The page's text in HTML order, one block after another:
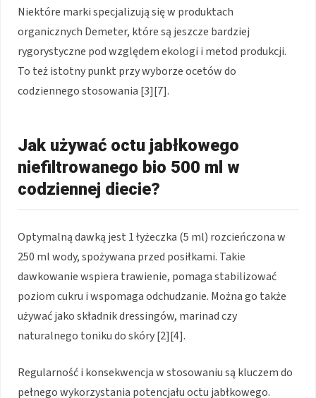
Niektóre marki specjalizują się w produktach
organicznych Demeter, które są jeszcze bardziej
rygorystyczne pod względem ekologi i metod produkcji.
To też istotny punkt przy wyborze ocetów do
codziennego stosowania [3][7].
Jak używać octu jabłkowego
niefiltrowanego bio 500 ml w
codziennej diecie?
Optymalną dawką jest 1 łyżeczka (5 ml) rozcieńczona w
250 ml wody, spożywana przed posiłkami. Takie
dawkowanie wspiera trawienie, pomaga stabilizować
poziom cukru i wspomaga odchudzanie. Można go także
używać jako składnik dressingów, marinad czy
naturalnego toniku do skóry [2][4].
Regularność i konsekwencja w stosowaniu są kluczem do
pełnego wykorzystania potencjału octu jabłkowego.